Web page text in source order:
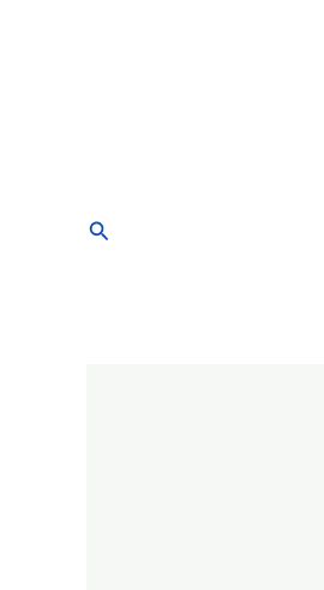
البحث